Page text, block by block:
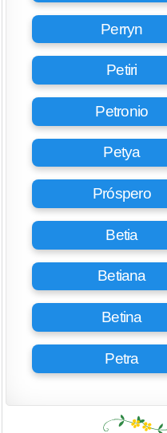
Perryn
Petiri
Petronio
Petya
Próspero
Betia
Betiana
Betina
Petra